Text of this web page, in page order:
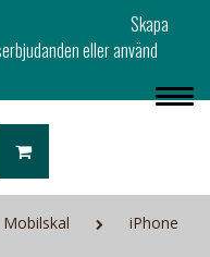
eller använd
Mobilskal
iPhone